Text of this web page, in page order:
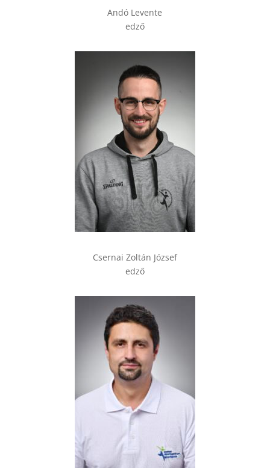
Andó Levente
edző
Csernai Zoltán József
edző